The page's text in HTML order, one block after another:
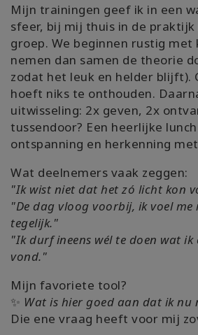
Mijn trainingen geef ik in een
sfeer, bij mij thuis in de praktijk
groep. We beginnen rustig met
nemen dan samen de theorie
zodat het leuk en helder blijft).
hoeft niks te onthouden.
uitwisseling: 2x geven, 2x
tussendoor? Een heerlijke
ontspanning en herkenning
Wat deelnemers vaak zeggen:
"Ik wist niet dat het zó licht kon
"De dag vloog voorbij, ik voel me
tegelijk."
"Ik durf ineens wél te doen wat ik
vond."
Mijn favoriete tool?
✨ Wat is hier goed aan dat ik nu
Die ene vraag heeft voor mij